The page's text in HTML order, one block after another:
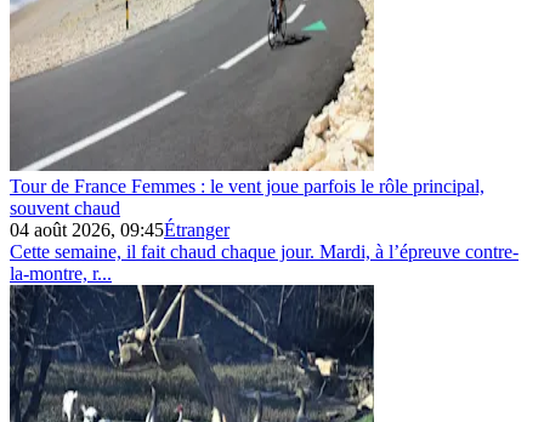
Tour de France Femmes : le vent joue parfois le rôle principal,
souvent chaud
04 août 2026, 09:45Étranger
Cette semaine, il fait chaud chaque jour. Mardi, à l’épreuve contre-
la-montre, r...